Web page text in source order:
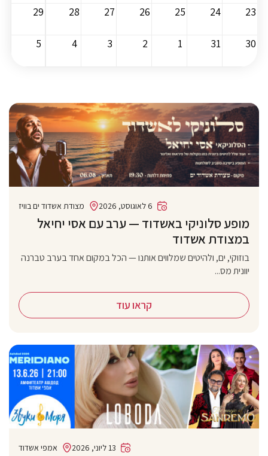
23
24
25
26
27
28
29
30
31
1
2
3
4
5
מצודת אשדוד ים בוויז 6 לאוגוסט, 2026
מופע סלוניקי באשדוד — ערב עם אסי יחיאל
במצודת אשדוד
בוזוקי, ים, ולהיטים שמלווים אותנו — הכל במקום אחד בערב טברנה
יוונית מס...
קראו עוד
אמפי אשדוד 13 ליוני, 2026